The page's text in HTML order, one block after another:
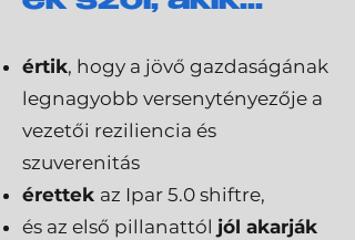
értik, hogy a jövő gazdaságának
legnagyobb versenytényezője a
vezetői reziliencia és
szuverenitás
érettek az Ipar 5.0 shiftre,
és az első pillanattól jól akarják